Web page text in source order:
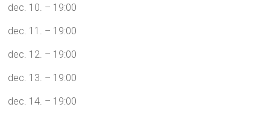
dec. 10. – 19:00
dec. 11. – 19:00
dec. 12. – 19:00
dec. 13. – 19:00
dec. 14. – 19:00